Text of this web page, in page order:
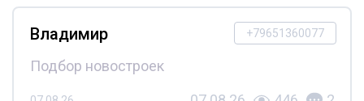
+79651360077
Владимир
Подбор новостроек